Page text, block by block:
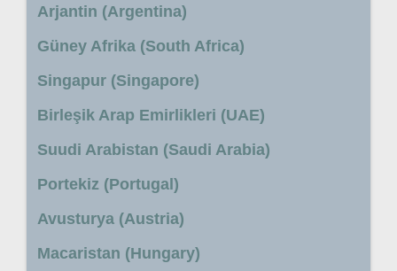
Arjantin (Argentina)
Güney Afrika (South Africa)
Singapur (Singapore)
Birleşik Arap Emirlikleri (UAE)
Suudi Arabistan (Saudi Arabia)
Portekiz (Portugal)
Avusturya (Austria)
Macaristan (Hungary)